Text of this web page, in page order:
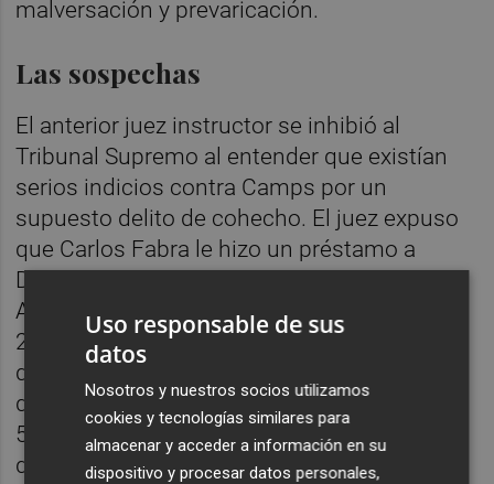
malversación y prevaricación.
Las sospechas
El anterior juez instructor se inhibió al
Tribunal Supremo al entender que existían
serios indicios contra Camps por un
supuesto delito de cohecho. El juez expuso
que Carlos Fabra le hizo un préstamo a
Debón de 175.000 euros, pero que después
Aerocas pagó en patrocinios entre 2009 y
2014 más de 3.653.000 euros a la empresa
del piloto, de los cuales MotorSport69
devolvió a las cuentas personales de Fabra
563.000 euros en siete pagos. Pagos cuya
devolución no consta.
Uso responsable de sus
datos
Nosotros y nuestros socios utilizamos
cookies y tecnologías similares para
almacenar y acceder a información en su
dispositivo y procesar datos personales,